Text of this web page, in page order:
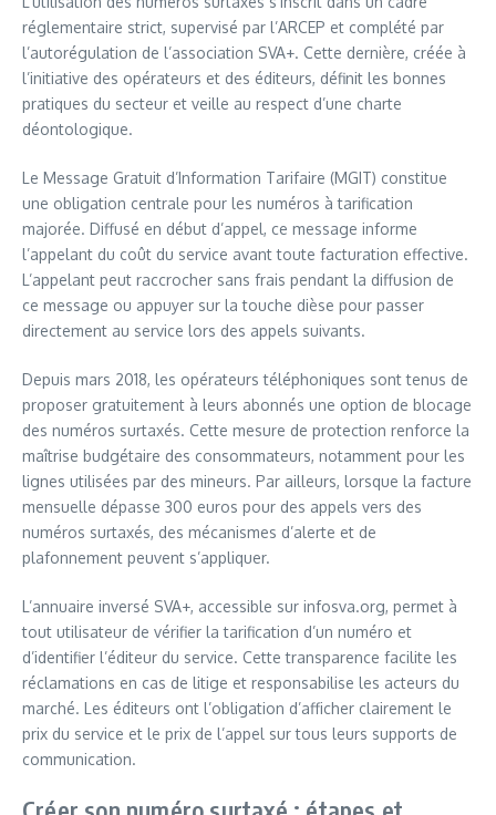
réglementaire strict, supervisé par l’ARCEP et complété par
l’autorégulation de l’association SVA+. Cette dernière, créée à
l’initiative des opérateurs et des éditeurs, définit les bonnes
pratiques du secteur et veille au respect d’une charte
déontologique.
Le Message Gratuit d’Information Tarifaire (MGIT) constitue
une obligation centrale pour les numéros à tarification
majorée. Diffusé en début d’appel, ce message informe
l’appelant du coût du service avant toute facturation effective.
L’appelant peut raccrocher sans frais pendant la diffusion de
ce message ou appuyer sur la touche dièse pour passer
directement au service lors des appels suivants.
Depuis mars 2018, les opérateurs téléphoniques sont tenus de
proposer gratuitement à leurs abonnés une option de blocage
des numéros surtaxés. Cette mesure de protection renforce la
maîtrise budgétaire des consommateurs, notamment pour les
lignes utilisées par des mineurs. Par ailleurs, lorsque la facture
mensuelle dépasse 300 euros pour des appels vers des
numéros surtaxés, des mécanismes d’alerte et de
plafonnement peuvent s’appliquer.
L’annuaire inversé SVA+, accessible sur infosva.org, permet à
tout utilisateur de vérifier la tarification d’un numéro et
d’identifier l’éditeur du service. Cette transparence facilite les
réclamations en cas de litige et responsabilise les acteurs du
marché. Les éditeurs ont l’obligation d’afficher clairement le
prix du service et le prix de l’appel sur tous leurs supports de
communication.